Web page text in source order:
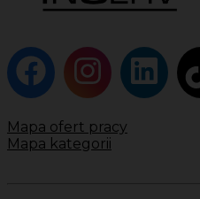
Mapa ofert pracy
Mapa kategorii